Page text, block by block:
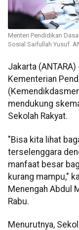
Menteri Pendidikan
Sosial Saifullah Yusuf.
Jakarta (ANTARA)
Kementerian
mendukung
Sekolah Rakyat.
"Bisa kita lihat
terselenggara
manfaat besar
kurang mampu,"
Menengah Abdul
Rabu.
Menurutnya,